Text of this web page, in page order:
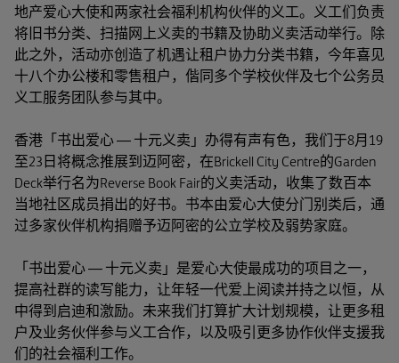
地产爱心大使和两家社会福利机构伙伴的义工。义工们负责
将旧书分类、扫描网上义卖的书籍及协助义卖活动举行。除
此之外，活动亦创造了机遇让租户协力分类书籍，今年喜见
十八个办公楼和零售租户，偕同多个学校伙伴及七个公务员
义工服务团队参与其中。
香港「书出爱心 — 十元义卖」办得有声有色，我们于8月19
至23日将概念推展到迈阿密，在Brickell City Centre的Garden
Deck举行名为Reverse Book Fair的义卖活动，收集了数百本
当地社区成员捐出的好书。书本由爱心大使分门别类后，通
过多家伙伴机构捐赠予迈阿密的公立学校及弱势家庭。
「书出爱心 — 十元义卖」是爱心大使最成功的项目之一，
提高社群的读写能力，让年轻一代爱上阅读并持之以恒，从
中得到启迪和激励。未来我们打算扩大计划规模，让更多租
户及业务伙伴参与义工合作，以及吸引更多协作伙伴支援我
们的社会福利工作。